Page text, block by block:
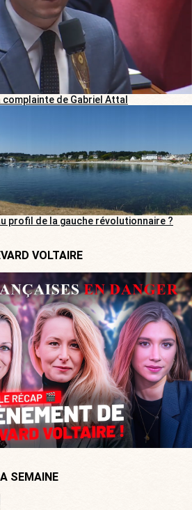
de Gabriel Attal
profil de la gauche révolutionnaire ?
VOLTAIRE
SEMAINE